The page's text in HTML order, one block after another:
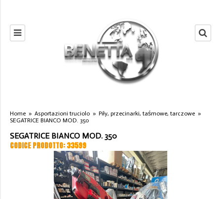
Home » Asportazioni truciolo » Piły, przecinarki, taśmowe, tarczowe »
SEGATRICE BIANCO MOD. 350
SEGATRICE BIANCO MOD. 350
CODICE PRODOTTO: 33599